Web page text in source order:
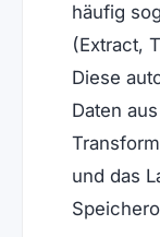
häufig
(Extract,
Diese
Daten
und das